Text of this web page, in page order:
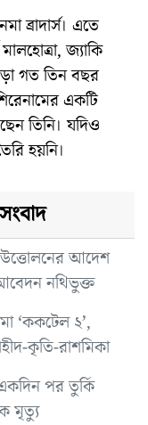
ব্রাদার্স। এতে
জ্যাকি
গত তিন বছর
একটি
তিনি। যদিও
হয়নি।
আদেশ
নথিভুক্ত
‘ককটেল ২’,
কৃতি-রাশমিকা
পর তুর্কি
মৃত্যু